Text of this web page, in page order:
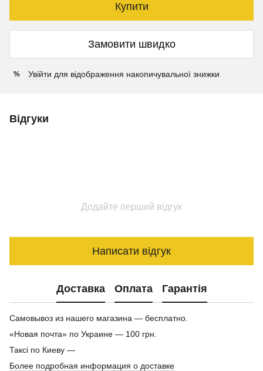
Купити
Замовити швидко
% Увійти для відображення накопичувальної знижки
Відгуки
Додайте перший відгук
Написати відгук
Доставка Оплата Гарантія
Самовывоз из нашего магазина — бесплатно.
«Новая почта» по Украине — 100 грн.
Таксі по Киеву —
Более подробная информация о доставке